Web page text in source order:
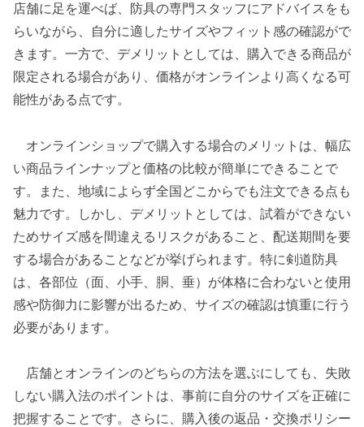
店舗に足を運べば、防具の専門スタッフにアドバイスをも
らいながら、自分に適したサイズやフィット感の確認がで
きます。一方で、デメリットとしては、購入できる商品が
限定される場合があり、価格がオンラインより高くなる可
能性がある点です。
オンラインショップで購入する場合のメリットは、幅広
い商品ラインナップと価格の比較が簡単にできることで
す。また、地域によらず全国どこからでも注文できる点も
魅力です。しかし、デメリットとしては、試着ができない
ためサイズ感を間違えるリスクがあること、配送期間を要
する場合があることなどが挙げられます。特に剣道防具
は、各部位（面、小手、胴、垂）が体格に合わないと使用
感や防御力に影響が出るため、サイズの確認は慎重に行う
必要があります。
店舗とオンラインのどちらの方法を選ぶにしても、失敗
しない購入法のポイントは、事前に自分のサイズを正確に
把握することです。さらに、購入後の返品・交換ポリシー